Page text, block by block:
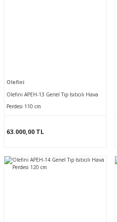
Olefini
Olefini APEH-13 Genel Tip Isıtıcılı Hava
Perdesi 110 cm
63.000,00 TL